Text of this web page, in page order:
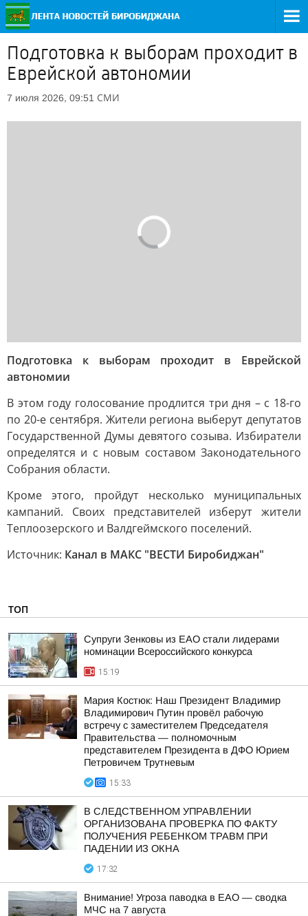
Подготовка к выборам проходит в
Еврейской автономии
7 июля 2026, 09:51 СМИ
Подготовка к выборам проходит в Еврейской
автономии
В этом году голосование продлится три дня – с 18-го
по 20-е сентября. Жители региона выберут депутатов
Государственной Думы девятого созыва. Избиратели
определятся и с новым составом Законодательного
Собрания области.
Кроме этого, пройдут несколько муниципальных
кампаний. Своих представителей изберут жители
Теплоозерского и Валдгеймского поселений.
Источник: Канал в МАКС "ВЕСТИ Биробиджан"
ТОП
Супруги Зенковы из ЕАО стали лидерами
номинации Всероссийского конкурса
15:19
Мария Костюк: Наш Президент Владимир
Владимирович Путин провёл рабочую
встречу с заместителем Председателя
Правительства — полномочным
представителем Президента в ДФО Юрием
Петровичем Трутневым
15:33
В СЛЕДСТВЕННОМ УПРАВЛЕНИИ
ОРГАНИЗОВАНА ПРОВЕРКА ПО ФАКТУ
ПОЛУЧЕНИЯ РЕБЕНКОМ ТРАВМ ПРИ
ПАДЕНИИ ИЗ ОКНА
17:32
Внимание! Угроза паводка в ЕАО — сводка
МЧС на 7 августа